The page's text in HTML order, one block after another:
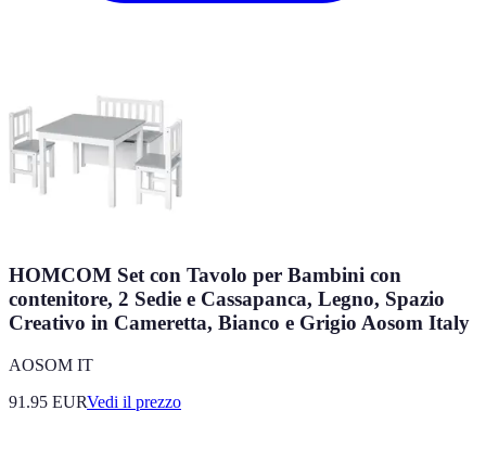
HOMCOM Set con Tavolo per Bambini con
contenitore, 2 Sedie e Cassapanca, Legno, Spazio
Creativo in Cameretta, Bianco e Grigio Aosom Italy
AOSOM IT
91.95 EURVedi il prezzo